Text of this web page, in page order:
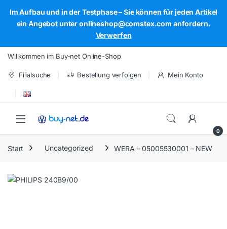
Im Aufbau und in der Testphase – Sie können für jeden Artikel
ein Angebot unter onlineshop@comstex.com anfordern.
Verwerfen
Skip to navigation
Skip to content
Willkommen im Buy-net Online-Shop
Filialsuche Bestellung verfolgen Mein Konto
Open
0
Start Uncategorized WERA – 05005530001 – NEW